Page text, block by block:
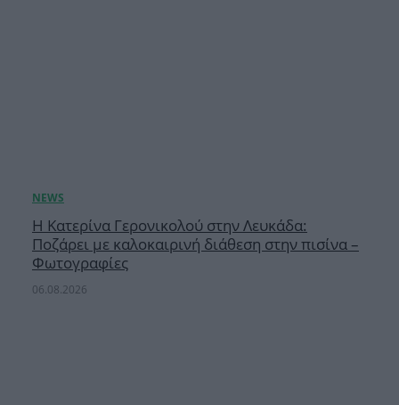
Η Κατερίνα Γερονικολού στην Λευκάδα:
Ποζάρει με καλοκαιρινή διάθεση στην πισίνα –
Φωτογραφίες
06.08.2026